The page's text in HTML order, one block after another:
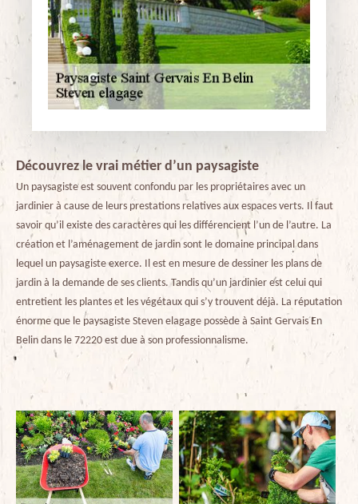
Découvrez le vrai métier d’un paysagiste
Un paysagiste est souvent confondu par les propriétaires avec un
jardinier à cause de leurs prestations relatives aux espaces verts. Il faut
savoir qu’il existe des caractères qui les différencient l’un de l’autre. La
création et l’aménagement de jardin sont le domaine principal dans
lequel un paysagiste exerce. Il est en mesure de dessiner les plans de
jardin à la demande de ses clients. Tandis qu’un jardinier est celui qui
entretient les plantes et les végétaux qui s’y trouvent déjà. La réputation
énorme que le paysagiste Steven elagage possède à Saint Gervais En
Belin dans le 72220 est due à son professionnalisme.